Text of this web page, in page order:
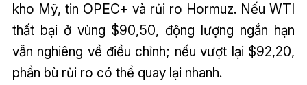
kho Mỹ, tin OPEC+ và rủi ro Hormuz. Nếu WTI
thất bại ở vùng $90,50, động lượng ngắn hạn
vẫn nghiêng về điều chỉnh; nếu vượt lại $92,20,
phần bù rủi ro có thể quay lại nhanh.